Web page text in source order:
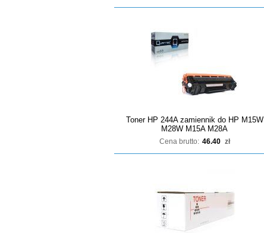
Toner HP 244A zamiennik do HP M15W
M28W M15A M28A
Cena brutto: 46.40 zł